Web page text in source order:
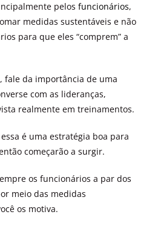
pelos funcionários,
medidas sustentáveis e não
para que eles “comprem” a
fale da importância de uma
com as lideranças,
realmente em treinamentos.
é uma estratégia boa para
começarão a surgir.
os funcionários a par dos
meio das medidas
os motiva.